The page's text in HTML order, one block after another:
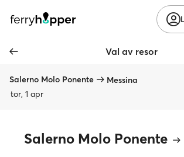
Val av resor
Salerno Molo Ponente
Messina
tor, 1 apr
Salerno Molo Ponente